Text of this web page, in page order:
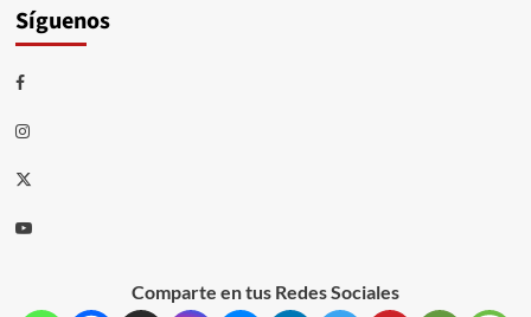
Síguenos
Comparte en tus Redes Sociales